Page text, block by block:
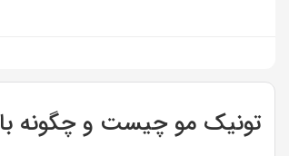
تونیک مو چیست و چگونه